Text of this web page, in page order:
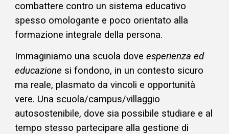
combattere contro un sistema educativo
spesso omologante e poco orientato alla
formazione integrale della persona.
Immaginiamo una scuola doveesperienza ed
educazione si fondono, in un contesto sicuro
ma reale, plasmato da vincoli e opportunità
vere. Una scuola/campus/villaggio
autosostenibile, dove sia possibile studiare e al
tempo stesso partecipare alla gestione di